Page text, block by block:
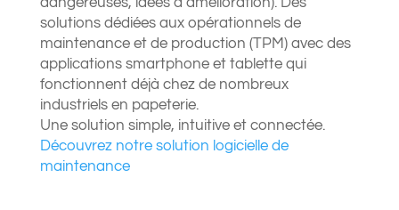
solutions dédiées aux opérationnels de
maintenance et de production (TPM) avec des
applications smartphone et tablette qui
fonctionnent déjà chez de nombreux
industriels en papeterie.
Une solution simple, intuitive et connectée.
Découvrez notre solution logicielle de
maintenance